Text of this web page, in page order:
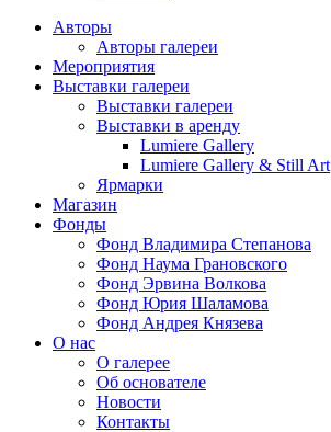
Авторы
Авторы галереи
Мероприятия
Выставки галереи
Выставки галереи
Выставки в аренду
Lumiere Gallery
Lumiere Gallery & Still Art
Ярмарки
Магазин
Фонды
Фонд Владимира Степанова
Фонд Наума Грановского
Фонд Эрвина Волкова
Фонд Юрия Шаламова
Фонд Андрея Князева
О нас
О галерее
Об основателе
Новости
Контакты